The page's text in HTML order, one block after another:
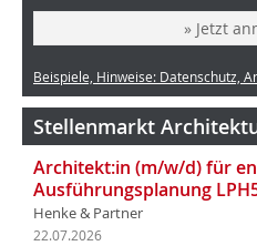
» Jetzt
Beispiele, Hinweise: Datenschutz,
Stellenmarkt
Architekt:in (m/w/d) für
Ausführungsplanung
Henke & Partner
22.07.2026